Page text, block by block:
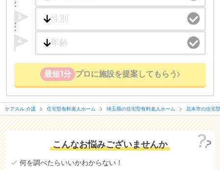
3
4
最短1分 プロに施設を提案してもらう
ケアスル 介護 住宅型有料老人ホーム 埼玉県の住宅型有料老人ホーム 北本市の住宅
こんなお悩みございませんか
何を調べたらいいかわからない！